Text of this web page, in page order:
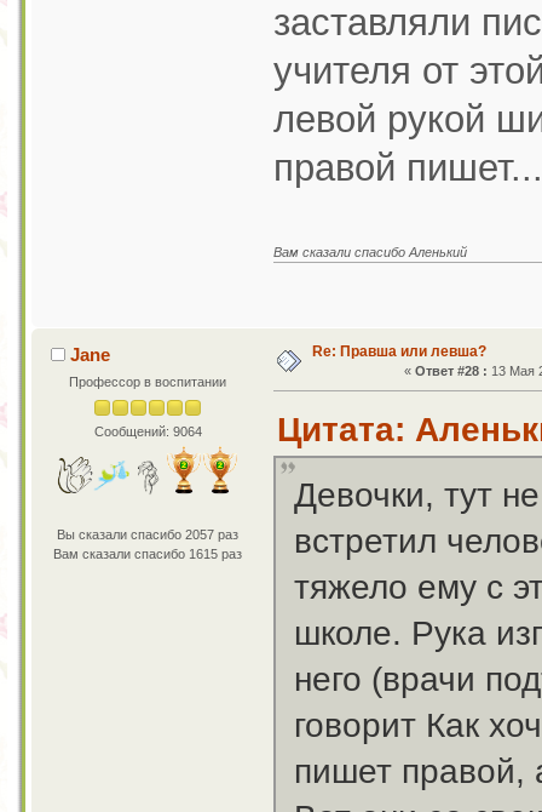
заставляли
учителя от
левой рукой
правой пишет...
Вам сказали спасибо Аленький
Jane
Профессор в воспитании
Сообщений: 9064
Вы сказали спасибо 2057 раз
Вам сказали спасибо 1615 раз
Re: Правша или левша?
« Ответ #28 : 13 Мая
Цитата:
Девочки, тут
встретил
тяжело ему с
школе. Рука
него (врачи
говорит Как
пишет правой,